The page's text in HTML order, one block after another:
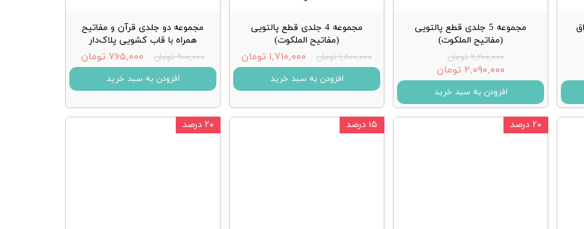
مجموعه 5 جلدی قطع پالتویی
(مفاتیح الملکوت)
۲,۲۰۰,۰۰۰ تومان
۲,۰۹۰,۰۰۰ تومان
افزودن به سبد خرید
مجموعه 4 جلدی قطع پالتویی
(مفاتیح الملکوت)
۱,۸۰۰,۰۰۰ تومان ۱,۷۱۰,۰۰۰ تومان
افزودن به سبد خرید
مجموعه دو جلدی قرآن و مفاتیح
همراه با قاب کشویی پلاک‌دار
۹۰۰,۰۰۰ تومان ۷۶۵,۰۰۰ تومان
افزودن به سبد خرید
۲۰ درصد ۱۵ درصد ۲۰ درصد